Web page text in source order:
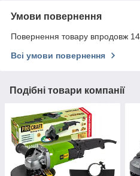
Умови повернення
Повернення товару впродовж
Всі умови повернення
Подібні товари компанії